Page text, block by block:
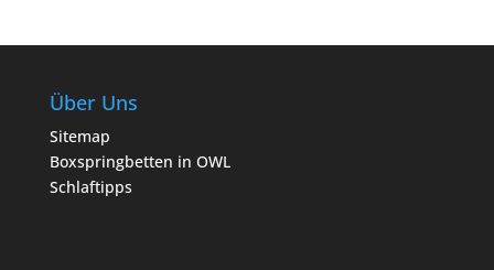
Über Uns
Sitemap
Boxspringbetten in OWL
Schlaftipps